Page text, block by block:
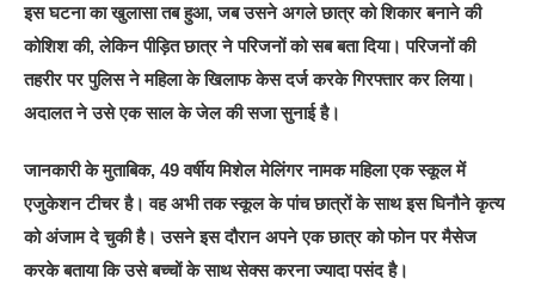
इस घटना का खुलासा तब हुआ, जब उसने अगले छात्र को शिकार बनाने की
कोशिश की, लेकिन पीड़ित छात्र ने परिजनों को सब बता दिया। परिजनों की
तहरीर पर पुलिस ने महिला के खिलाफ केस दर्ज करके गिरफ्तार कर लिया।
अदालत ने उसे एक साल के जेल की सजा सुनाई है।
जानकारी के मुताबिक, 49 वर्षीय मिशेल मेलिंगर नामक महिला एक स्कूल में
एजुकेशन टीचर है। वह अभी तक स्कूल के पांच छात्रों के साथ इस घिनौने कृत्य
को अंजाम दे चुकी है। उसने इस दौरान अपने एक छात्र को फोन पर मैसेज
करके बताया कि उसे बच्चों के साथ सेक्स करना ज्यादा पसंद है।